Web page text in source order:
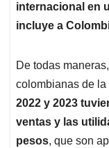
internacional en
incluye a
De todas
colombianas de la
2022 y 2023
ventas y las
pesos, que son